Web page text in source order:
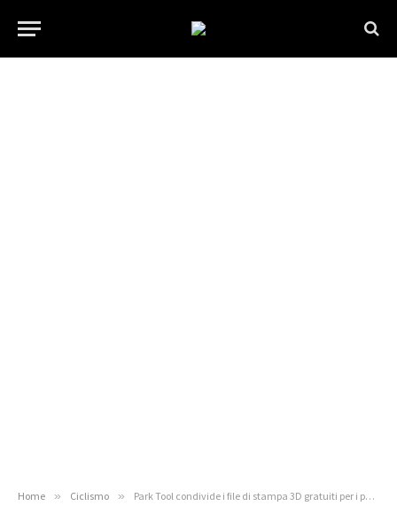
Home » Ciclismo » Park Tool condivide i file di stampa 3D gratuiti per i possessori di strumenti PEGBoard